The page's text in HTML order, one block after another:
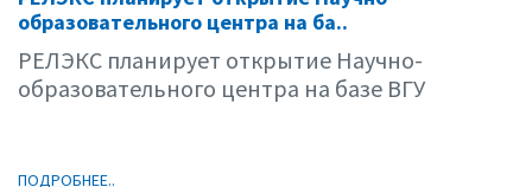
02.13
образовательного центра на ба..
РЕЛЭКС планирует открытие Научно-
образовательного центра на базе ВГУ
ПОДРОБНЕЕ..